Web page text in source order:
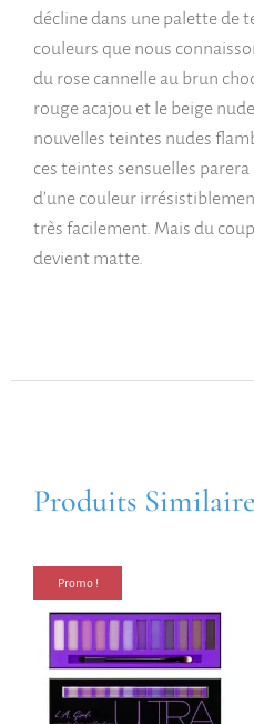
décline dans une palette de
couleurs que nous
du rose cannelle au brun
rouge acajou et le beige
nouvelles teintes nudes
ces teintes sensuelles
d’une couleur
très facilement. Mais du
devient matte.
Produits
Promo !